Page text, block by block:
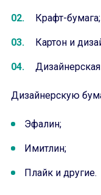
Крафт-бумага;
Картон и
Дизайнерскую
Эфалин;
Имитлин;
Плайк и другие.